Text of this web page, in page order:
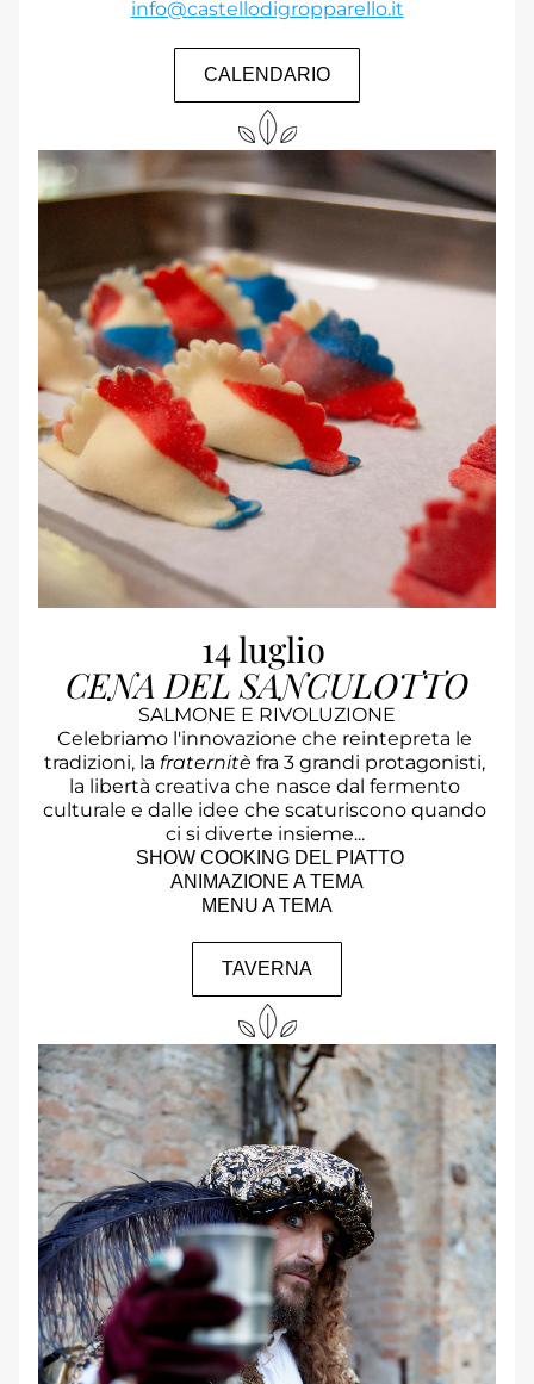
info@castellodigropparello.it
CALENDARIO
14 luglio
CENA DEL SANCULOTTO
SALMONE E RIVOLUZIONE
Celebriamo l'innovazione che reintepreta le
tradizioni, la fraternitè fra 3 grandi protagonisti,
la libertà creativa che nasce dal fermento
culturale e dalle idee che scaturiscono quando
ci si diverte insieme...
SHOW COOKING DEL PIATTO
ANIMAZIONE A TEMA
MENU A TEMA
TAVERNA